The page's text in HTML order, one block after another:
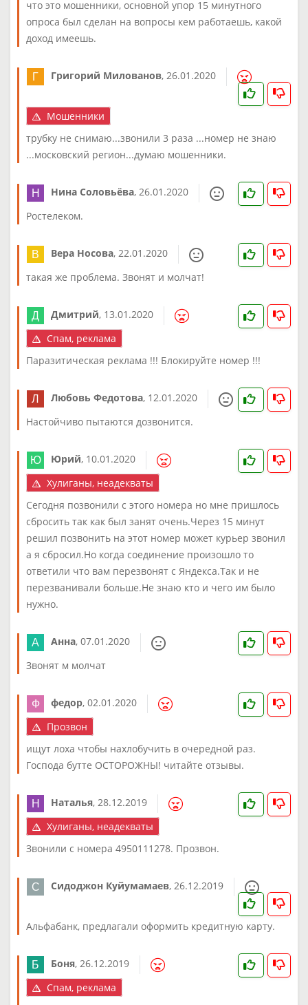
что это мошенники, основной упор 15 минутного
опроса был сделан на вопросы кем работаешь, какой
доход имеешь.
Григорий Милованов, 26.01.2020
Мошенники
трубку не снимаю...звонили 3 раза ...номер не знаю
...московский регион...думаю мошенники.
Нина Соловьёва, 26.01.2020
Ростелеком.
Вера Носова, 22.01.2020
такая же проблема. Звонят и молчат!
Дмитрий, 13.01.2020
Спам, реклама
Паразитическая реклама !!! Блокируйте номер !!!
Любовь Федотова, 12.01.2020
Настойчиво пытаются дозвонится.
Юрий, 10.01.2020
Хулиганы, неадекваты
Сегодня позвонили с этого номера но мне пришлось
сбросить так как был занят очень.Через 15 минут
решил позвонить на этот номер может курьер звонил
а я сбросил.Но когда соединение произошло то
ответили что вам перезвонят с Яндекса.Так и не
перезванивали больше.Не знаю кто и чего им было
нужно.
Анна, 07.01.2020
Звонят м молчат
федор, 02.01.2020
Прозвон
ищут лоха чтобы нахлобучить в очередной раз.
Господа бутте ОСТОРОЖНЫ! читайте отзывы.
Наталья, 28.12.2019
Хулиганы, неадекваты
Звонили с номера 4950111278. Прозвон.
Сидоджон Куйумамаев, 26.12.2019
Альфабанк, предлагали оформить кредитную карту.
Боня, 26.12.2019
Спам, реклама